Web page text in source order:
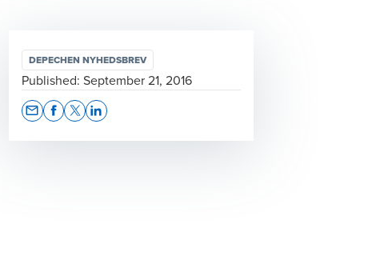
DEPECHEN NYHEDSBREV
Published: September 21, 2016